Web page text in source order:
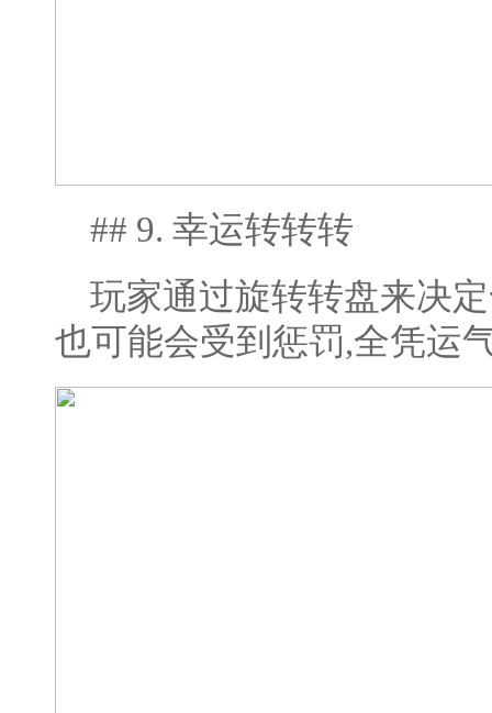
## 9. 幸运转转转
玩家通过旋转转盘来决
也可能会受到惩罚,全凭运